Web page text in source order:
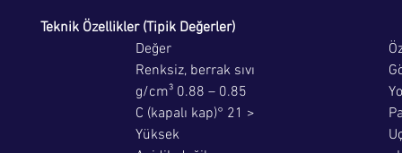
Teknik Özellikler (Tipik Değerler)
Değer
Renksiz, berrak sıvı
0.85 – 0.88 g/cm³
< 21 °C (kapalı kap)
Yüksek